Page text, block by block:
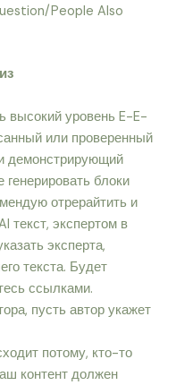
People Also
высокий уровень E-E-
или проверенный
демонстрирующий
блоки
отрерайтить и
текст, экспертом в
эксперта,
текста. Будет
ссылками.
пусть автор укажет
потому, кто-то
контент должен